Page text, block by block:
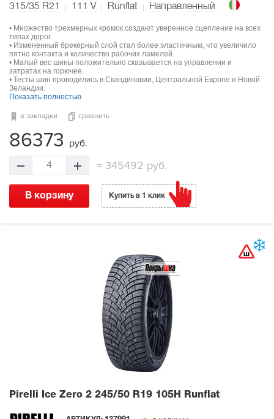
315/35 R21 111 V Runflat Направленный
• Множество трехмерных кромок создают уверенное сцепление на всех
типах дорог.
• Измененный брекерный слой стал более эластичным, что увеличило
пятно контакта и количество рабочих ламелей.
• Малый вес шины положительно сказывается на управлении и
затратах на горючее.
• Тесты шин проводились в Скандинавии, Центральной Европе и Новой
Зеландии.
Показать полностью
в закладки сравнить
86373 руб.
4 = 345492 руб.
В корзину Купить в 1 клик
Pirelli Ice Zero 2 245/50 R19 105H Runflat